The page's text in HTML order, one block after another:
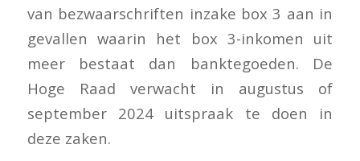
van bezwaarschriften inzake box 3 aan in
gevallen waarin het box 3-inkomen uit
meer bestaat dan banktegoeden. De
Hoge Raad verwacht in augustus of
september 2024 uitspraak te doen in
deze zaken.